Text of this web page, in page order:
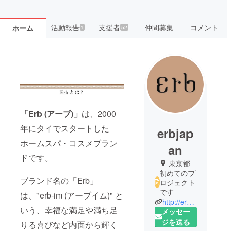
ホーム 活動報告1 支援者52 仲間募集 コメント
「Erb (アーブ)」 は、2000
年にタイでスタートした
ホームスパ・コスメブラン
ドです。
ブランド名の「Erb」
は、"erb-im (アーブイム)" と
いう、幸福な満足や満ち足
りる喜びなど内面から輝く
erbjap
an
東京都
初めてのプ
ロジェクト
です
http://erbasia.co.jp
メッセー
ジを送る